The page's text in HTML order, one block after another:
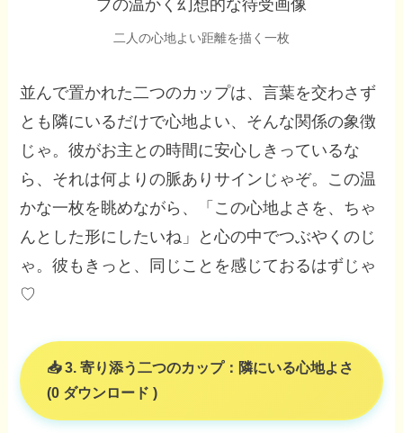
二人の心地よい距離を描く一枚
並んで置かれた二つのカップは、言葉を交わさず
とも隣にいるだけで心地よい、そんな関係の象徴
じゃ。彼がお主との時間に安心しきっているな
ら、それは何よりの脈ありサインじゃぞ。この温
かな一枚を眺めながら、「この心地よさを、ちゃ
んとした形にしたいね」と心の中でつぶやくのじ
ゃ。彼もきっと、同じことを感じておるはずじゃ
♡
3. 寄り添う二つのカップ：隣にいる心地よさ
(0 ダウンロード )